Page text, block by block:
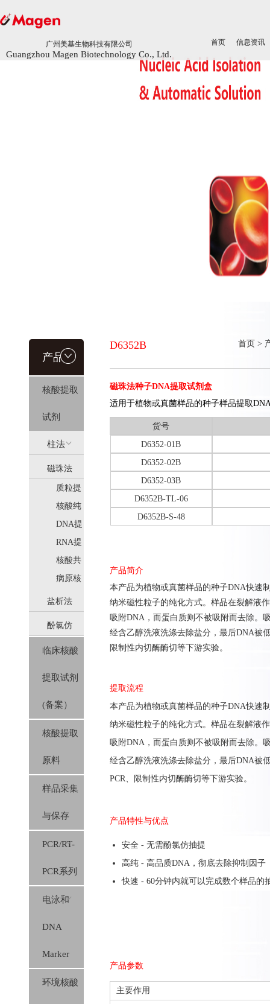
广州美基生物科技有限公司
Guangzhou Magen Biotechnology Co., Ltd.
首页 信息资讯
广州美基生物科技有限公司
Guangzhou Magen Biotechnology Co., Ltd.
首页 信息资讯
产品信
息
核酸提取
试剂
柱法
(HiPure)
磁珠法
质粒提
取
核酸纯
化
DNA提
取
RNA提
取
核酸共
提取
病原核
酸提取
盐析法
(SolPure)
酚氯仿
(Trizol系
列）
临床核酸
提取试剂
(备案）
核酸提取
原料
样品采集
与保存
PCR/RT-
PCR系列
电泳和
DNA
Marker
环境核酸
D6352B 首页 >
磁珠法种子DNA提取试剂盒
适用于植物或真菌样品的种子样品提取
货号
D6352-01B
D6352-02B
D6352-03B
D6352B-TL-06
D6352B-S-48
产品简介
本产品为植物或真菌样品的种子DNA快速
纳米磁性粒子的纯化方式。样品在裂解液
吸附DNA ，而蛋白质则不被吸附而去除。
经含乙醇洗液洗涤去除盐分，最后DNA被
限制性内切酶酶切等下游实验。
提取流程
本产品为植物或真菌样品的种子DNA快速
纳米磁性粒子的纯化方式。样品在裂解液
吸附DNA ，而蛋白质则不被吸附而去除。
经含乙醇洗液洗涤去除盐分，最后DNA被
PCR、限制性内切酶酶切等下游实验。
产品特性与优点
安全 - 无需酚氯仿抽提
高纯 - 高品质DNA，彻底去除抑制因子
快速 - 60分钟内就可以完成数个样品的
产品参数
主要作用